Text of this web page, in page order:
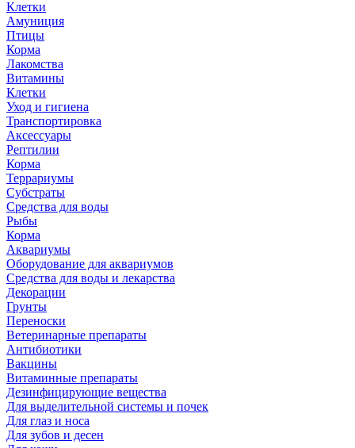
Клетки
Амуниция
Птицы
Корма
Лакомства
Витамины
Клетки
Уход и гигиена
Транспортировка
Аксессуары
Рептилии
Корма
Террариумы
Субстраты
Средства для воды
Рыбы
Корма
Аквариумы
Оборудование для аквариумов
Средства для воды и лекарства
Декорации
Грунты
Переноски
Ветеринарные препараты
Антибиотики
Вакцины
Витаминные препараты
Дезинфицирующие вещества
Для выделительной системы и почек
Для глаз и носа
Для зубов и десен